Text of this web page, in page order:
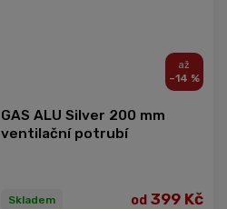
–14 %
GAS ALU Silver 200 mm
ventilační potrubí
Skladem od 399 Kč